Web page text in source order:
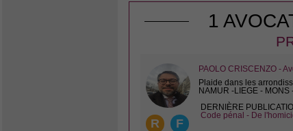
1
R F
PAOLO CRISCENZO -
Plaide dans les
NAMUR -LIEGE - MONS
DERNIÈRE
Code pénal - De